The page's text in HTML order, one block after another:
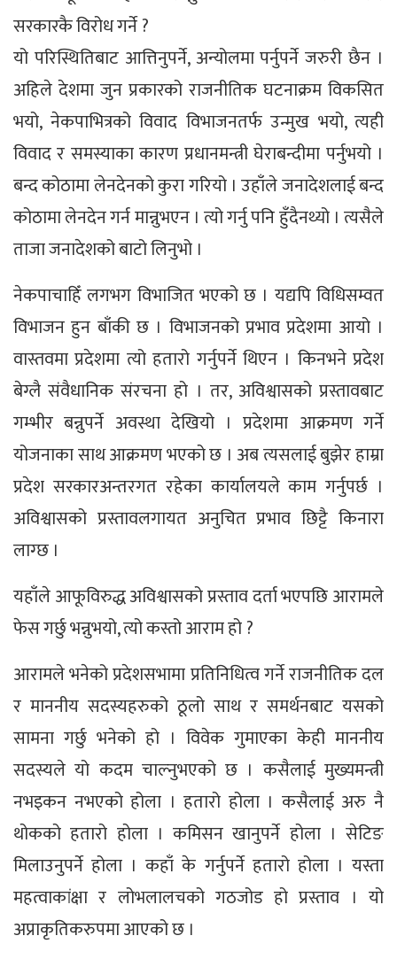
सरकारकै विरोध गर्ने ?
यो परिस्थितिबाट आत्तिनुपर्ने, अन्योलमा पर्नुपर्ने जरुरी छैन ।
अहिले देशमा जुन प्रकारको राजनीतिक घटनाक्रम विकसित
भयो, नेकपाभित्रको विवाद विभाजनतर्फ उन्मुख भयो, त्यही
विवाद र समस्याका कारण प्रधानमन्त्री घेराबन्दीमा पर्नुभयो ।
बन्द कोठामा लेनदेनको कुरा गरियो । उहाँले जनादेशलाई बन्द
कोठामा लेनदेन गर्न मान्नुभएन । त्यो गर्नु पनि हुँदैनथ्यो । त्यसैले
ताजा जनादेशको बाटो लिनुभो ।
नेकपाचाहिँ लगभग विभाजित भएको छ । यद्यपि विधिसम्वत
विभाजन हुन बाँकी छ । विभाजनको प्रभाव प्रदेशमा आयो ।
वास्तवमा प्रदेशमा त्यो हतारो गर्नुपर्ने थिएन । किनभने प्रदेश
बेग्लै संवैधानिक संरचना हो । तर, अविश्वासको प्रस्तावबाट
गम्भीर बन्नुपर्ने अवस्था देखियो । प्रदेशमा आक्रमण गर्ने
योजनाका साथ आक्रमण भएको छ । अब त्यसलाई बुझेर हाम्रा
प्रदेश सरकारअन्तरगत रहेका कार्यालयले काम गर्नुपर्छ ।
अविश्वासको प्रस्तावलगायत अनुचित प्रभाव छिट्टै किनारा
लाग्छ ।
यहाँले आफूविरुद्ध अविश्वासको प्रस्ताव दर्ता भएपछि आरामले
फेस गर्छु भन्नुभयो, त्यो कस्तो आराम हो ?
आरामले भनेको प्रदेशसभामा प्रतिनिधित्व गर्ने राजनीतिक दल
र माननीय सदस्यहरुको ठूलो साथ र समर्थनबाट यसको
सामना गर्छु भनेको हो । विवेक गुमाएका केही माननीय
सदस्यले यो कदम चाल्नुभएको छ । कसैलाई मुख्यमन्त्री
नभइकन नभएको होला । हतारो होला । कसैलाई अरु नै
थोकको हतारो होला । कमिसन खानुपर्ने होला । सेटिङ
मिलाउनुपर्ने होला । कहाँ के गर्नुपर्ने हतारो होला । यस्ता
महत्वाकांक्षा र लोभलालचको गठजोड हो प्रस्ताव । यो
अप्राकृतिकरुपमा आएको छ ।